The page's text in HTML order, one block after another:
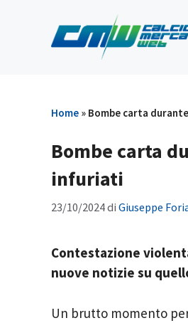
contenuto
Home » Bombe carta
Bombe carta
infuriati
23/10/2024di Giuseppe
Contestazione
nuove notizie su
Un brutto momento